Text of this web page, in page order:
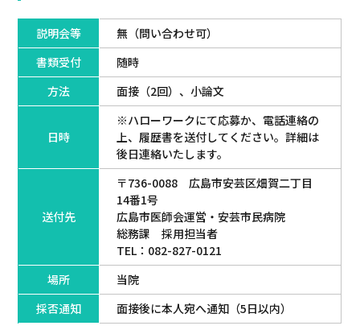
説明会等
無（問い合わせ可）
書類受付
随時
方法
面接（2回）、小論文
日時
※ハローワークにて応募か、電話連絡の
上、履歴書を送付してください。詳細は
後日連絡いたします。
送付先
〒736-0088 広島市安芸区畑賀二丁目
14番1号
広島市医師会運営・安芸市民病院
総務課 採用担当者
TEL： 082-827-0121
場所
当院
採否通知
面接後に本人宛へ通知（5日以内）